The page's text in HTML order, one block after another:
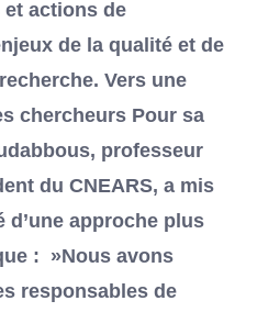
actions de
de la qualité et de
Vers une
chercheurs Pour sa
professeur
du CNEARS, a mis
d’une approche plus
: »Nous avons
responsables de